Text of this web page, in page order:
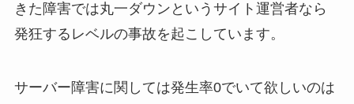
きた障害では丸一ダウンというサイト運営者なら
発狂するレベルの事故を起こしています。
サーバー障害に関しては発生率0でいて欲しいのは